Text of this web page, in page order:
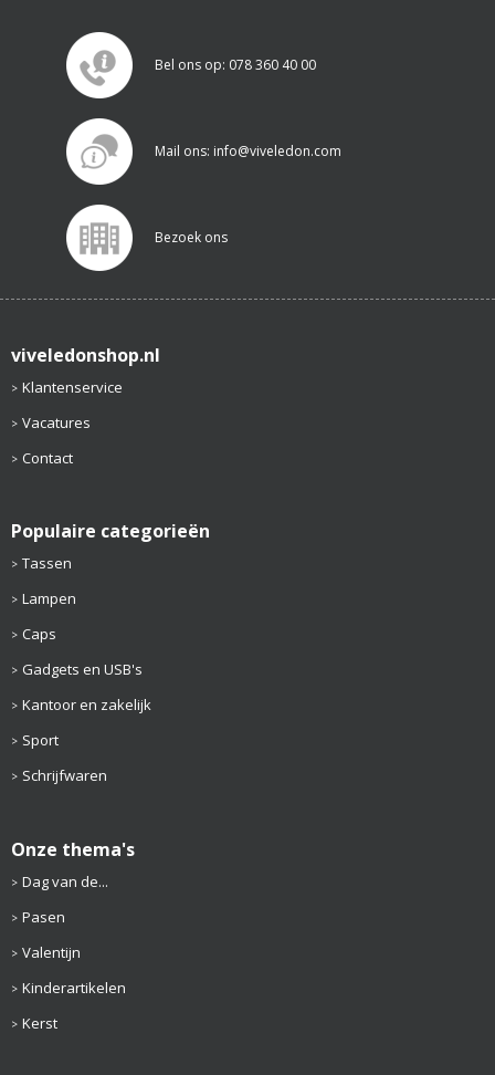
Bel ons op: 078 360 40 00
Mail ons: info@viveledon.com
Bezoek ons
viveledonshop.nl
Klantenservice
Vacatures
Contact
Populaire categorieën
Tassen
Lampen
Caps
Gadgets en USB's
Kantoor en zakelijk
Sport
Schrijfwaren
Onze thema's
Dag van de...
Pasen
Valentijn
Kinderartikelen
Kerst